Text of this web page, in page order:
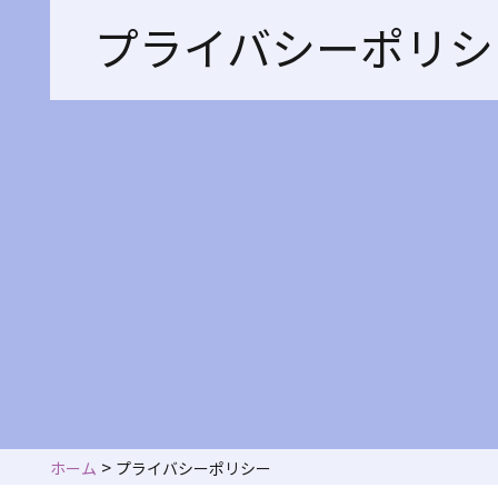
プライバシーポリ
ホーム > プライバシーポリシー